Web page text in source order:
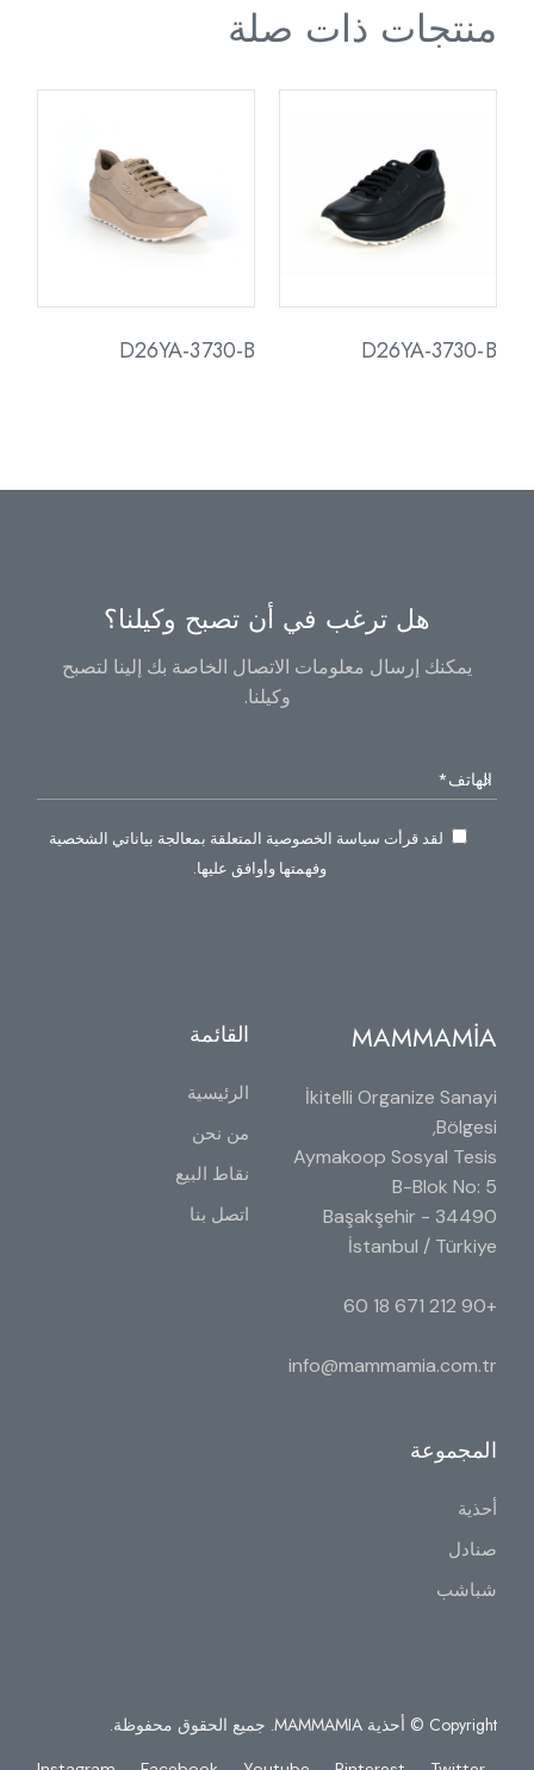
منتجات ذات صلة
D26YA-3730-B
D26YA-3730-B
هل ترغب في أن تصبح وكيلنا؟
يمكنك إرسال معلومات الاتصال الخاصة بك إلينا لتصبح
وكيلنا.
لقد قرأت سياسة الخصوصية المتعلقة بمعالجة بياناتي الشخصية
وفهمتها وأوافق عليها.
MAMMAMİA
İkitelli Organize Sanayi
Bölgesi,
Aymakoop Sosyal Tesis
B-Blok No: 5
34490 Başakşehir -
İstanbul / Türkiye
+90 212 671 18 60
info@mammamia.com.tr
القائمة
الرئيسية
من نحن
نقاط البيع
اتصل بنا
المجموعة
أحذية
صنادل
شباشب
Copyright © أحذية MAMMAMIA. جميع الحقوق محفوظة.